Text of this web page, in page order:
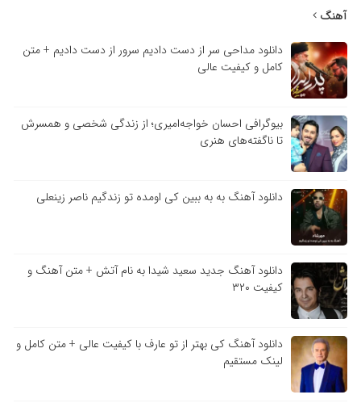
آهنگ
دانلود مداحی سر از دست دادیم سرور از دست دادیم + متن
کامل و کیفیت عالی
بیوگرافی احسان خواجه‌امیری؛ از زندگی شخصی و همسرش
تا ناگفته‌های هنری
دانلود آهنگ به به ببین کی اومده تو زندگیم ناصر زینعلی
دانلود آهنگ جدید سعید شیدا به نام آتش + متن آهنگ و
کیفیت ۳۲۰
دانلود آهنگ کی بهتر از تو عارف با کیفیت عالی + متن کامل و
لینک مستقیم